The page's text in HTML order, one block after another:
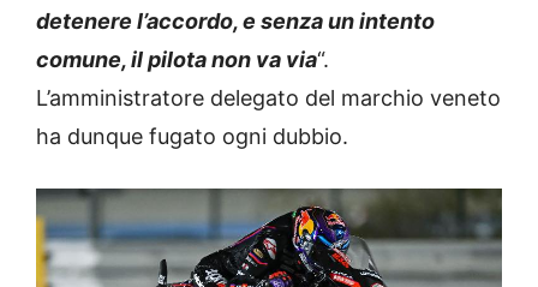
detenere l’accordo, e senza un intento
comune, il pilota non va via“.
L’amministratore delegato del marchio veneto
ha dunque fugato ogni dubbio.